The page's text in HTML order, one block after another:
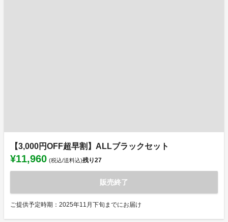
【3,000円OFF超早割】ALLブラックセット
¥11,960 (税込/送料込)残り27
販売終了
ご提供予定時期：2025年11月下旬までにお届け